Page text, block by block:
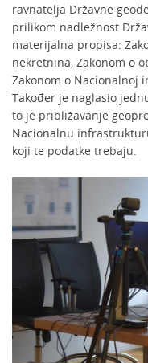
ravnatelja Državne
prilikom nadležnost
materijalna propisa:
nekretnina, Zakonom o
Zakonom o Nacionalnoj
Također je naglasio
to je približavanje
Nacionalnu
koji te podatke trebaju.